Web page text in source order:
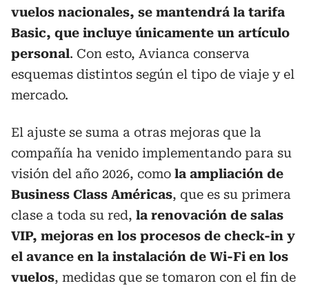
vuelos nacionales, se mantendrá la tarifa
Basic, que incluye únicamente un artículo
personal. Con esto, Avianca conserva
esquemas distintos según el tipo de viaje y el
mercado.
El ajuste se suma a otras mejoras que la
compañía ha venido implementando para su
visión del año 2026, como la ampliación de
Business Class Américas, que es su primera
clase a toda su red, la renovación de salas
VIP, mejoras en los procesos de check-in y
el avance en la instalación de Wi-Fi en los
vuelos, medidas que se tomaron con el fin de